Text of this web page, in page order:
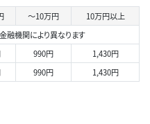
～10万円
10万円以上
融機関により異なります
990円
1,430円
990円 1,430円